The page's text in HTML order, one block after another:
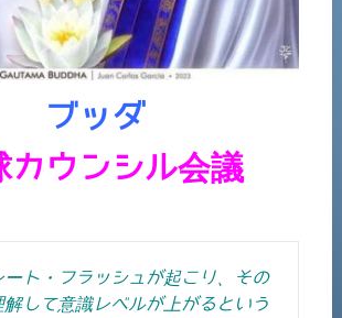
ブッダ
カウンシル会議
ート・フラッシュが起こり、その
解して意識レベルが上がるという